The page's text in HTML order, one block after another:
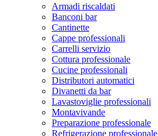
Armadi riscaldati
Banconi bar
Cantinette
Cappe professionali
Carrelli servizio
Cottura professionale
Cucine professionali
Distributori automatici
Divanetti da bar
Lavastoviglie professionali
Montavivande
Preparazione professionale
Refrigerazione professionale